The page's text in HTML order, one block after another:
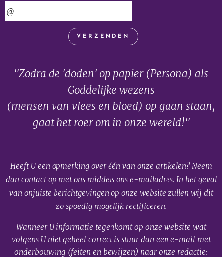
VERZENDEN
"Zodra de 'doden' op papier (Persona) als
Goddelijke wezens
(mensen van vlees en bloed) op gaan staan,
gaat het roer om in onze wereld!"
Heeft U een opmerking over één van onze artikelen? Neem
dan contact op met ons middels ons e-mailadres. In het geval
van onjuiste berichtgevingen op onze website zullen wij dit
zo spoedig mogelijk rectificeren.
Wanneer U informatie tegenkomt op onze website wat
volgens U niet geheel correct is stuur dan een e-mail met
onderbouwing (feiten en bewijzen) naar onze redactie: